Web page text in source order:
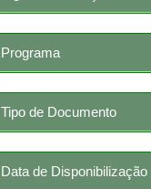
Programa
Tipo de Documento
Data de Disponibilização